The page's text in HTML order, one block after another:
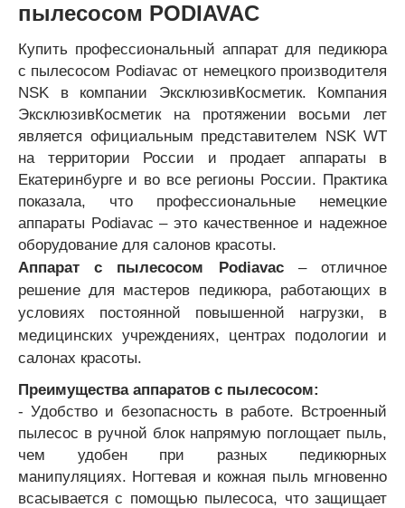
пылесосом PODIAVAC
Купить профессиональный аппарат для педикюра
с пылесосом Podiavac от немецкого производителя
NSK в компании ЭксклюзивКосметик. Компания
ЭксклюзивКосметик на протяжении восьми лет
является официальным представителем NSK WT
на территории России и продает аппараты в
Екатеринбурге и во все регионы России. Практика
показала, что профессиональные немецкие
аппараты Podiavac – это качественное и надежное
оборудование для салонов красоты.
Аппарат с пылесосом Podiavac– отличное
решение для мастеров педикюра, работающих в
условиях постоянной повышенной нагрузки, в
медицинских учреждениях, центрах подологии и
салонах красоты.
Преимущества аппаратов с пылесосом:
- Удобство и безопасность в работе. Встроенный
пылесос в ручной блок напрямую поглощает пыль,
чем удобен при разных педикюрных
манипуляциях. Ногтевая и кожная пыль мгновенно
всасывается с помощью пылесоса, что защищает